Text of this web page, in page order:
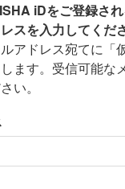
iDをご登録さ
スを入力してくだ
アドレス宛てに「
ます。受信可能な
い。